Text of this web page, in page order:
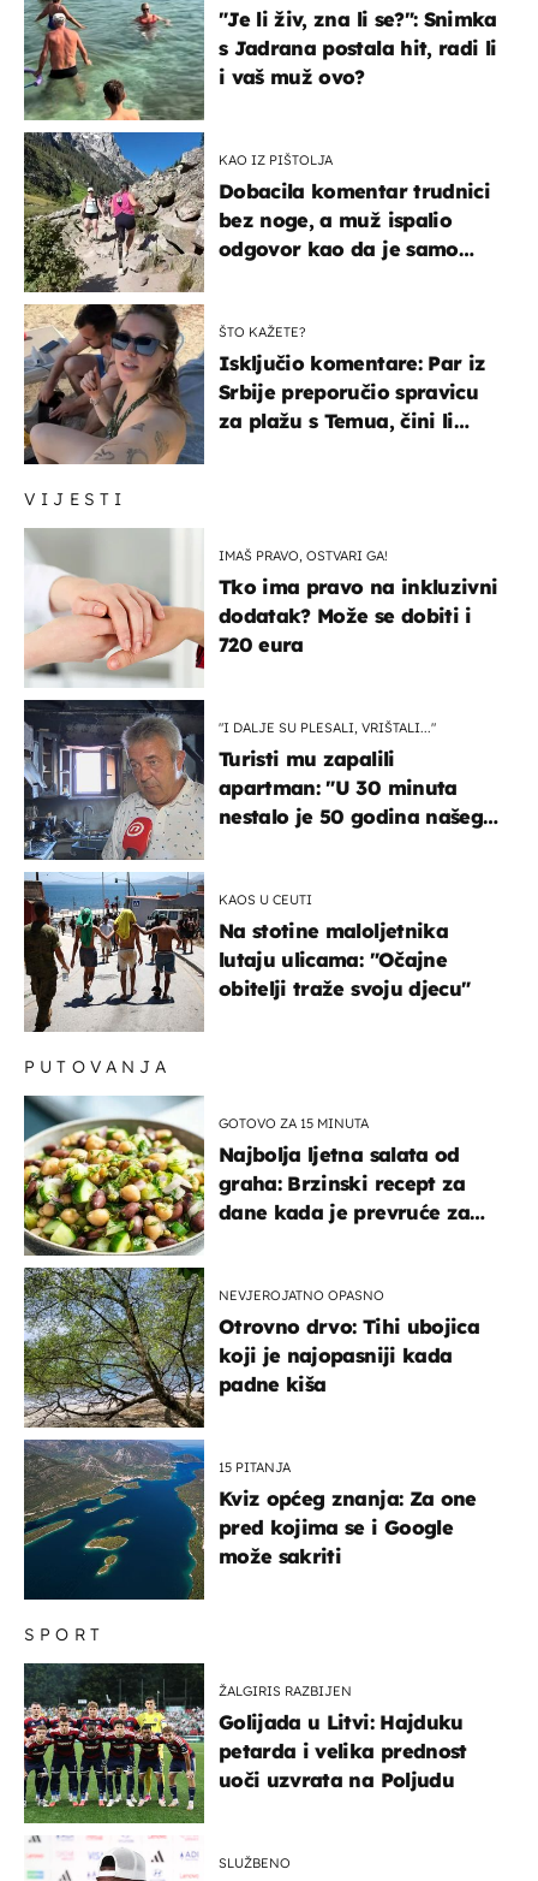
VIJESTI
IMAŠ PRAVO, OSTVARI GA!
Tko ima pravo na inkluzivni
dodatak? Može se dobiti i
720 eura
"I DALJE SU PLESALI, VRIŠTALI..."
Turisti mu zapalili
apartman: "U 30 minuta
nestalo je 50 godina našeg
KAOS U CEUTI
Na stotine maloljetnika
lutaju ulicama: "Očajne
obitelji traže svoju djecu"
"Je li živ, zna li se?": Snimka
s Jadrana postala hit, radi li
i vaš muž ovo?
KAO IZ PIŠTOLJA
Dobacila komentar trudnici
bez noge, a muž ispalio
odgovor kao da je samo
ŠTO KAŽETE?
Isključio komentare: Par iz
Srbije preporučio spravicu
za plažu s Temua, čini li
SPORT
ŽALGIRIS RAZBIJEN
Golijada u Litvi: Hajduku
petarda i velika prednost
uoči uzvrata na Poljudu
SLUŽBENO
PUTOVANJA
GOTOVO ZA 15 MINUTA
Najbolja ljetna salata od
graha: Brzinski recept za
dane kada je prevruće za
NEVJEROJATNO OPASNO
Otrovno drvo: Tihi ubojica
koji je najopasniji kada
padne kiša
15 PITANJA
Kviz općeg znanja: Za one
pred kojima se i Google
može sakriti